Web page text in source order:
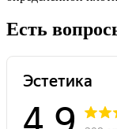
Есть